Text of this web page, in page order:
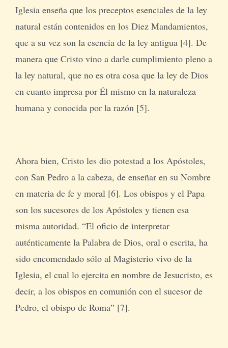
Iglesia enseña que los preceptos esenciales de la ley
natural están contenidos en los Diez Mandamientos,
que a su vez son la esencia de la ley antigua [4]. De
manera que Cristo vino a darle cumplimiento pleno a
la ley natural, que no es otra cosa que la ley de Dios
en cuanto impresa por Él mismo en la naturaleza
humana y conocida por la razón [5].
Ahora bien, Cristo les dio potestad a los Apóstoles,
con San Pedro a la cabeza, de enseñar en su Nombre
en materia de fe y moral [6]. Los obispos y el Papa
son los sucesores de los Apóstoles y tienen esa
misma autoridad. “El oficio de interpretar
auténticamente la Palabra de Dios, oral o escrita, ha
sido encomendado sólo al Magisterio vivo de la
Iglesia, el cual lo ejercita en nombre de Jesucristo, es
decir, a los obispos en comunión con el sucesor de
Pedro, el obispo de Roma” [7].